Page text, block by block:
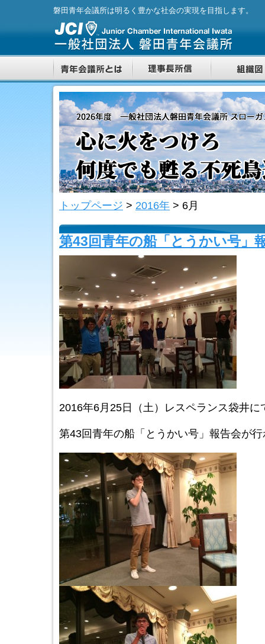
磐田青年会議所は明るく豊かな社会の実現を目指します。
トップページ > 2016年 > 6月
第43回青年の船「とうかい号」
2016年6月25日（土）レスペランス袋井に
第43回青年の船「とうかい号」報告会が